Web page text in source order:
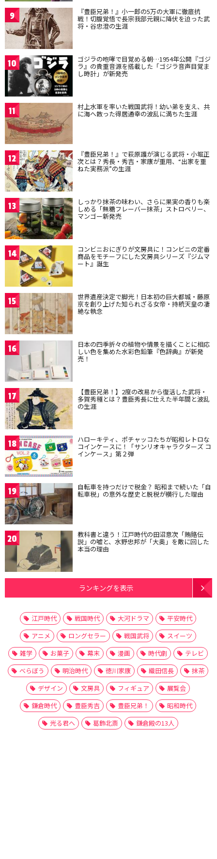
9 『豊臣兄弟！』小一郎の5万の大軍に徹底抗
戦！切腹覚悟で長宗我部元親に降伏を迫った武
将・谷忠澄の生涯
10 ゴジラの咆哮で目覚める朝…1954年公開『ゴジ
ラ』の貴重音源を搭載した「ゴジラ音声目覚ま
し時計」が新発売
11 村上水軍を率いた戦国武将！幼い弟を支え、共
に海へ散った得居通幸の波乱に満ちた生涯
12 『豊臣兄弟！』で萩原護が演じる武将・小堀正
次とは？秀長・秀吉・家康が重用、“出家を重
ねた実務派”の生涯
13 しっかり抹茶の味わい、さらに果実の香りも楽
しめる「無糖フレーバー抹茶」ストロベリー、
マンゴー新発売
14 コンビニおにぎりが文房具に！コンビニの定番
商品をモチーフにした文房具シリーズ『ジムマ
ート』誕生
15 世界遺産決定で脚光！日本初の巨大都城・藤原
京を創り上げた知られざる女帝・持統天皇の凄
絶な執念
16 日本の四季折々の植物や情景を描くことに相応
しい色を集めた水彩色鉛筆『色辞典』が新発
売！
17 【豊臣兄弟！】2度の改易から復活した武将・
多賀秀種とは？豊臣秀長に仕えた半年間と波乱
の生涯
18 ハローキティ、ポチャッコたちが昭和レトロな
コインケースに！「サンリオキャラクターズ コ
インケース」第２弾
19 自転車を持つだけで税金？ 昭和まで続いた「自
転車税」の意外な歴史と脱税が横行した理由
20 教科書と違う！江戸時代の田沼意次「賄賂伝
説」の嘘と、水野忠邦が「大奥」を敵に回した
本当の理由
ランキングを表示
江戸時代 戦国時代 大河ドラマ
平安時代
アニメ
ロングセラー 戦国武将
スイーツ
雑学
お菓子 幕末 漫画 時代劇
テレビ
べらぼう
明治時代 徳川家康 織田信長
抹茶
デザイン
文房具 フィギュア
展覧会
鎌倉時代
豊臣秀吉 豊臣兄弟！
昭和時代
光る君へ
葛飾北斎 鎌倉殿の13人